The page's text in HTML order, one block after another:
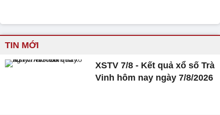
TIN MỚI
XSTV 7/8 - Kết quả xổ số Trà
Vinh hôm nay ngày 7/8/2026